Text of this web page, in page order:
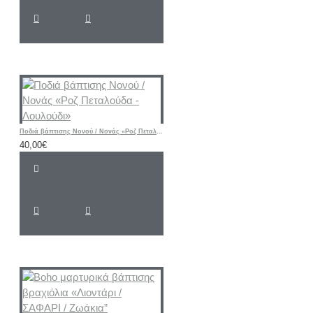
Ποδιά βάπτισης Νονού / Νονάς «Ροζ Πεταλούδα - Λουλούδι»
40,00€